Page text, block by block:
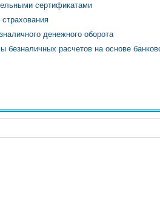
сертификатами
страхования
денежного оборота
безналичных расчетов на основе